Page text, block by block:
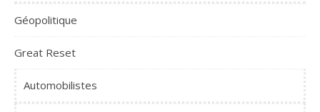
Géopolitique
Great Reset
Automobilistes